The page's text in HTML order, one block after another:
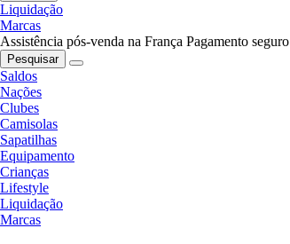
Liquidação
Marcas
Assistência pós-venda na França Pagamento seguro
Pesquisar
Saldos
Nações
Clubes
Camisolas
Sapatilhas
Equipamento
Crianças
Lifestyle
Liquidação
Marcas